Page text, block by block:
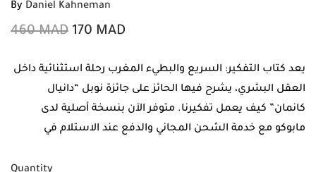
By Daniel Kahneman
460MAD 170 MAD
يعد كتاب التفكير: السريع والبطيء المغرب رحلة استثنائية داخل
العقل البشري، يشرح فيها الحائز على جائزة نوبل “دانيال
كانمان” كيف يعمل تفكيرنا. متوفر الآن بنسخة أصلية لدى
مابوكو مع خدمة الشحن المجاني والدفع عند الاستلام في